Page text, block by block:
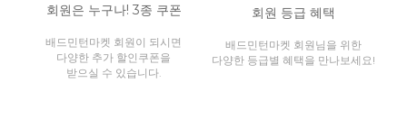
회원은 누구나! 3종 쿠폰
배드민턴마켓 회원이 되시면
다양한 추가 할인쿠폰을
받으실 수 있습니다.
회원 등급 혜택
배드민턴마켓 회원님을 위한
다양한 등급별 혜택을 만나보세요!